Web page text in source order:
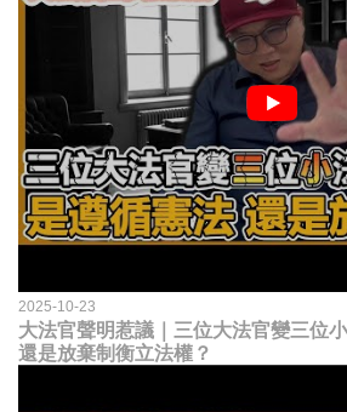
2025-10-23
大法官聲明惹議｜三位大法官變三位
還是放棄制衡立法權？